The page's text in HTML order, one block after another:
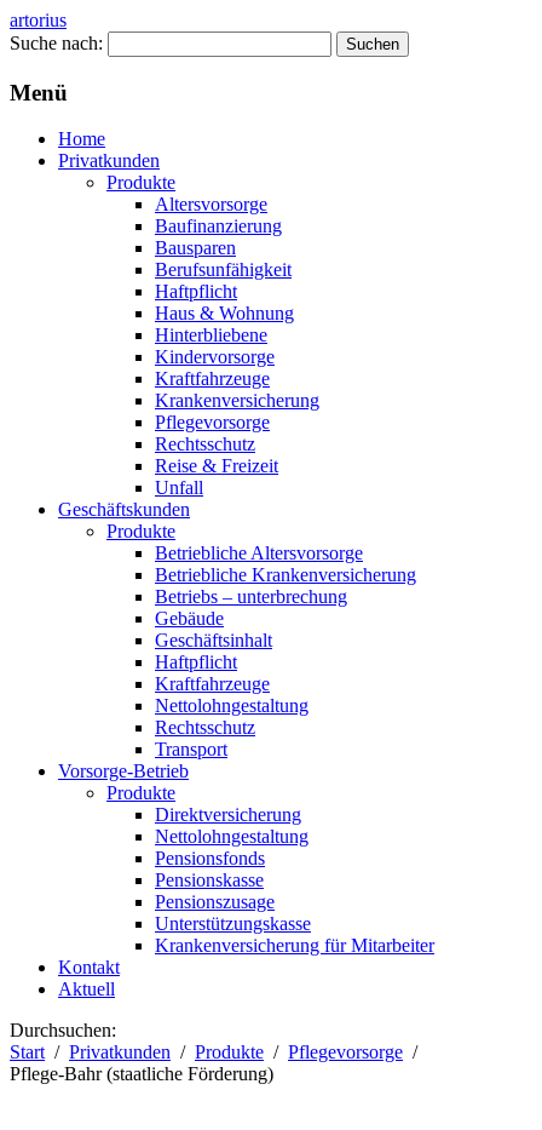
artorius
Suche nach:
Menü
Home
Privatkunden
Produkte
Altersvorsorge
Baufinanzierung
Bausparen
Berufsunfähigkeit
Haftpflicht
Haus & Wohnung
Hinterbliebene
Kindervorsorge
Kraftfahrzeuge
Krankenversicherung
Pflegevorsorge
Rechtsschutz
Reise & Freizeit
Unfall
Geschäftskunden
Produkte
Betriebliche Altersvorsorge
Betriebliche Krankenversicherung
Betriebs – unterbrechung
Gebäude
Geschäftsinhalt
Haftpflicht
Kraftfahrzeuge
Nettolohngestaltung
Rechtsschutz
Transport
Vorsorge-Betrieb
Produkte
Direktversicherung
Nettolohngestaltung
Pensionsfonds
Pensionskasse
Pensionszusage
Unterstützungskasse
Krankenversicherung für Mitarbeiter
Kontakt
Aktuell
Durchsuchen:
Start
Privatkunden Produkte
Pflegevorsorge
Pflege-Bahr (staatliche Förderung)